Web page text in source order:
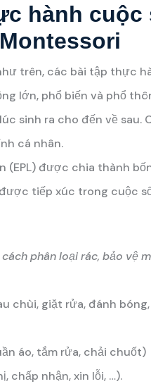
hành cuộc
trên, các bài tập thực
lớn, phổ biến và phổ
sinh ra cho đến về sau.
cá nhân.
được chia thành
tiếp xúc trong cuộc
phân loại rác, bảo vệ
chùi, giặt rửa, đánh
áo, tắm rửa, chải chuốt)
chấp nhận, xin lỗi, …).